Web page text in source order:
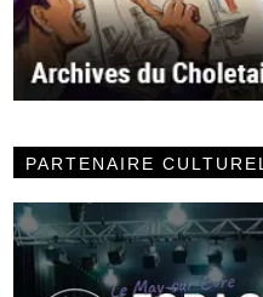
PARTENAIRE CULTUREL